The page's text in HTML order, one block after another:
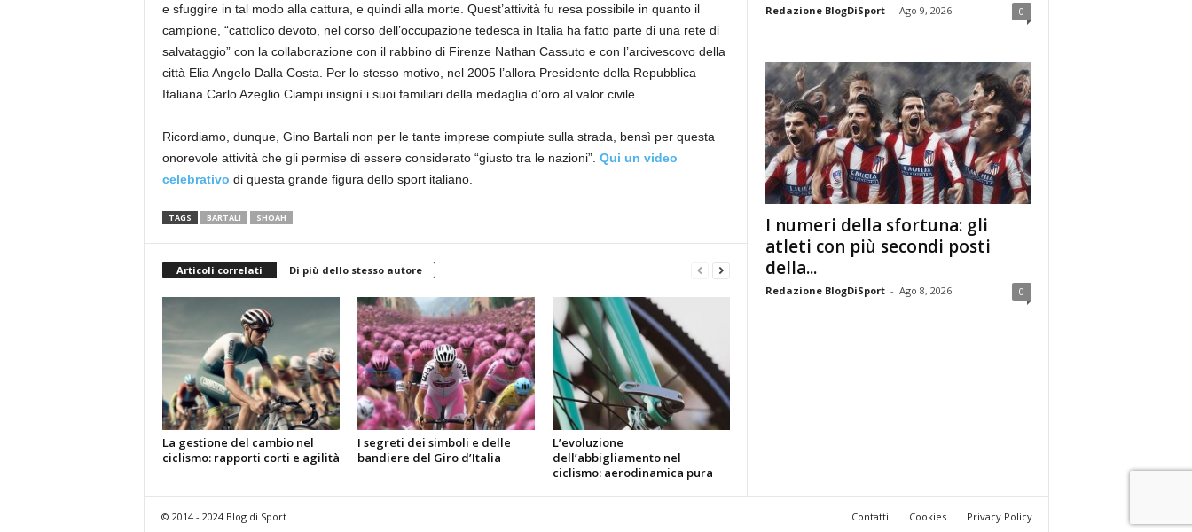
e sfuggire in tal modo alla cattura, e quindi alla morte. Quest’attività fu resa possibile in quanto il
campione, “cattolico devoto, nel corso dell’occupazione tedesca in Italia ha fatto parte di una rete di
salvataggio” con la collaborazione con il rabbino di Firenze Nathan Cassuto e con l’arcivescovo della
città Elia Angelo Dalla Costa. Per lo stesso motivo, nel 2005 l’allora Presidente della Repubblica
Italiana Carlo Azeglio Ciampi insignì i suoi familiari della medaglia d’oro al valor civile.
Ricordiamo, dunque, Gino Bartali non per le tante imprese compiute sulla strada, bensì per questa
onorevole attività che gli permise di essere considerato “giusto tra le nazioni”. Qui un video
celebrativo di questa grande figura dello sport italiano.
TAGS BARTALI SHOAH
Articoli correlati Di più dello stesso autore
La gestione del cambio nel
ciclismo: rapporti corti e agilità
I segreti dei simboli e delle
bandiere del Giro d’Italia
L’evoluzione
dell’abbigliamento nel
ciclismo: aerodinamica pura
Redazione BlogDiSport - Ago 9, 2026 0
I numeri della sfortuna: gli
atleti con più secondi posti
della...
Redazione BlogDiSport - Ago 8, 2026 0
Contatti Cookies Privacy Policy
© 2014 - 2024 Blog di Sport